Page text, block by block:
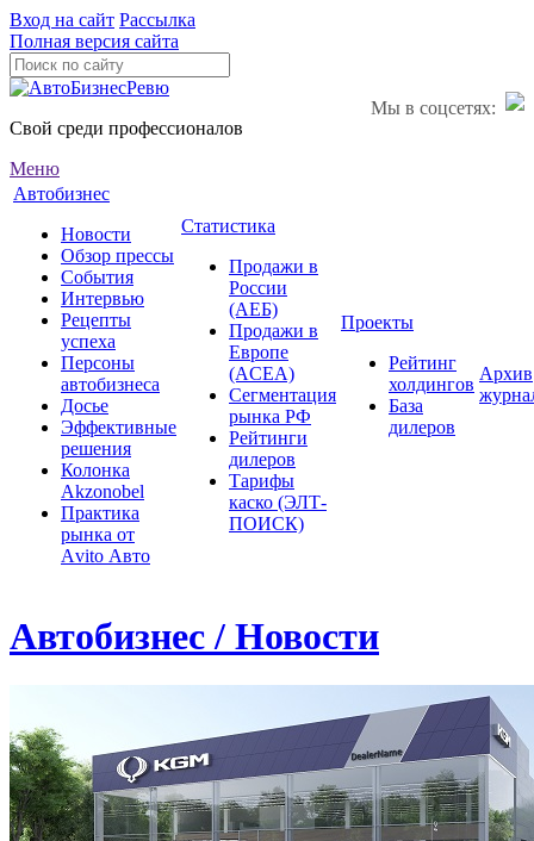
Вход на сайт Рассылка
Полная версия сайта
Мы в соцсетях:
Свой среди профессионалов
Меню
Автобизнес
Новости
Обзор прессы
События
Интервью
Рецепты
успеха
Персоны
автобизнеса
Досье
Эффективные
решения
Колонка
Akzonobel
Практика
рынка от
Аvito Авто
Статистика
Продажи в
России
(АЕБ)
Продажи в
Европе
(ACEA)
Сегментация
рынка РФ
Рейтинги
дилеров
Тарифы
каско (ЭЛТ-
ПОИСК)
Проекты
Рейтинг
холдингов
База
дилеров
Архив
Автобизнес / Новости